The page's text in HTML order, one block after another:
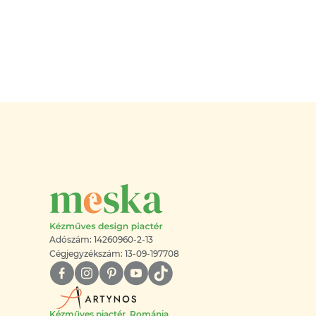
Adószám: 14260960-2-13
Cégjegyzékszám: 13-09-197708